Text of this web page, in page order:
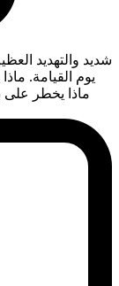
شديد والتهديد
يوم القيامة.
ماذا يخطر على